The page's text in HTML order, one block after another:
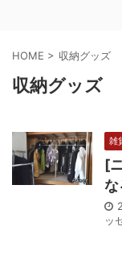
HOME > 収納グッズ
収納グッズ
雑
[
な
ッ